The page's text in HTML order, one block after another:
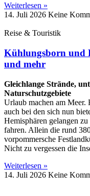
Weiterlesen »
14. Juli 2026 Keine
Reise & Touristik
Kühlungsborn und
und mehr
Gleichlange Strände,
Naturschutzgebiete
Urlaub machen am Meer.
auch bei den sich nun
Hemisphären gelangen
fahren. Allein die rund
vorpommersche
Nicht zu vergessen die
Weiterlesen »
14. Juli 2026 Keine